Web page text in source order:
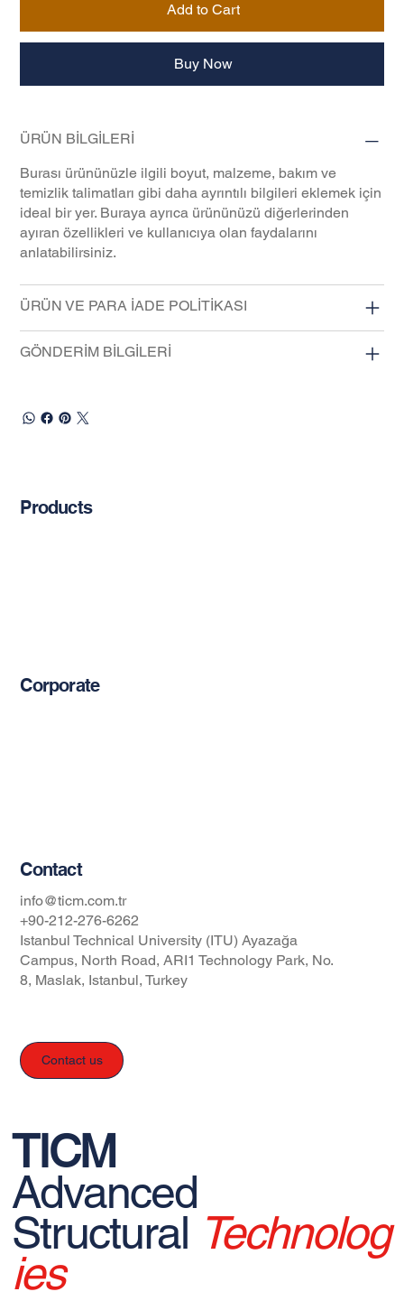
Add to Cart
Buy Now
ÜRÜN BİLGİLERİ
Burası ürününüzle ilgili boyut, malzeme, bakım ve
temizlik talimatları gibi daha ayrıntılı bilgileri eklemek için
ideal bir yer. Buraya ayrıca ürününüzü diğerlerinden
ayıran özellikleri ve kullanıcıya olan faydalarını
anlatabilirsiniz.
ÜRÜN VE PARA İADE POLİTİKASI
GÖNDERİM BİLGİLERİ
Products
Corporate
Contact
info@ticm.com.tr
+90-212-276-6262
Istanbul Technical University (ITU) Ayazağa
Campus, North Road, ARI1 Technology Park, No.
8, Maslak, Istanbul, Turkey
Contact us
TICM
Advanced
Structural Technolog
ies